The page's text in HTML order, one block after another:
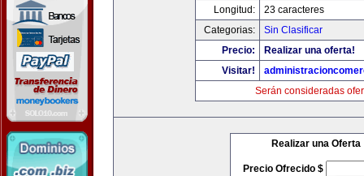
Longitud:
23 caracteres
Categorias:
Sin Clasificar
Precio:
Realizar una oferta!
Visitar!
Serán consideradas
Realizar una Oferta
Precio Ofrecido $